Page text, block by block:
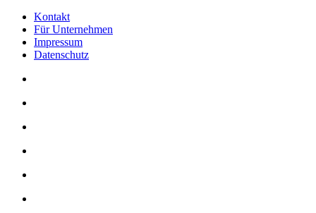
Kontakt
Für Unternehmen
Impressum
Datenschutz